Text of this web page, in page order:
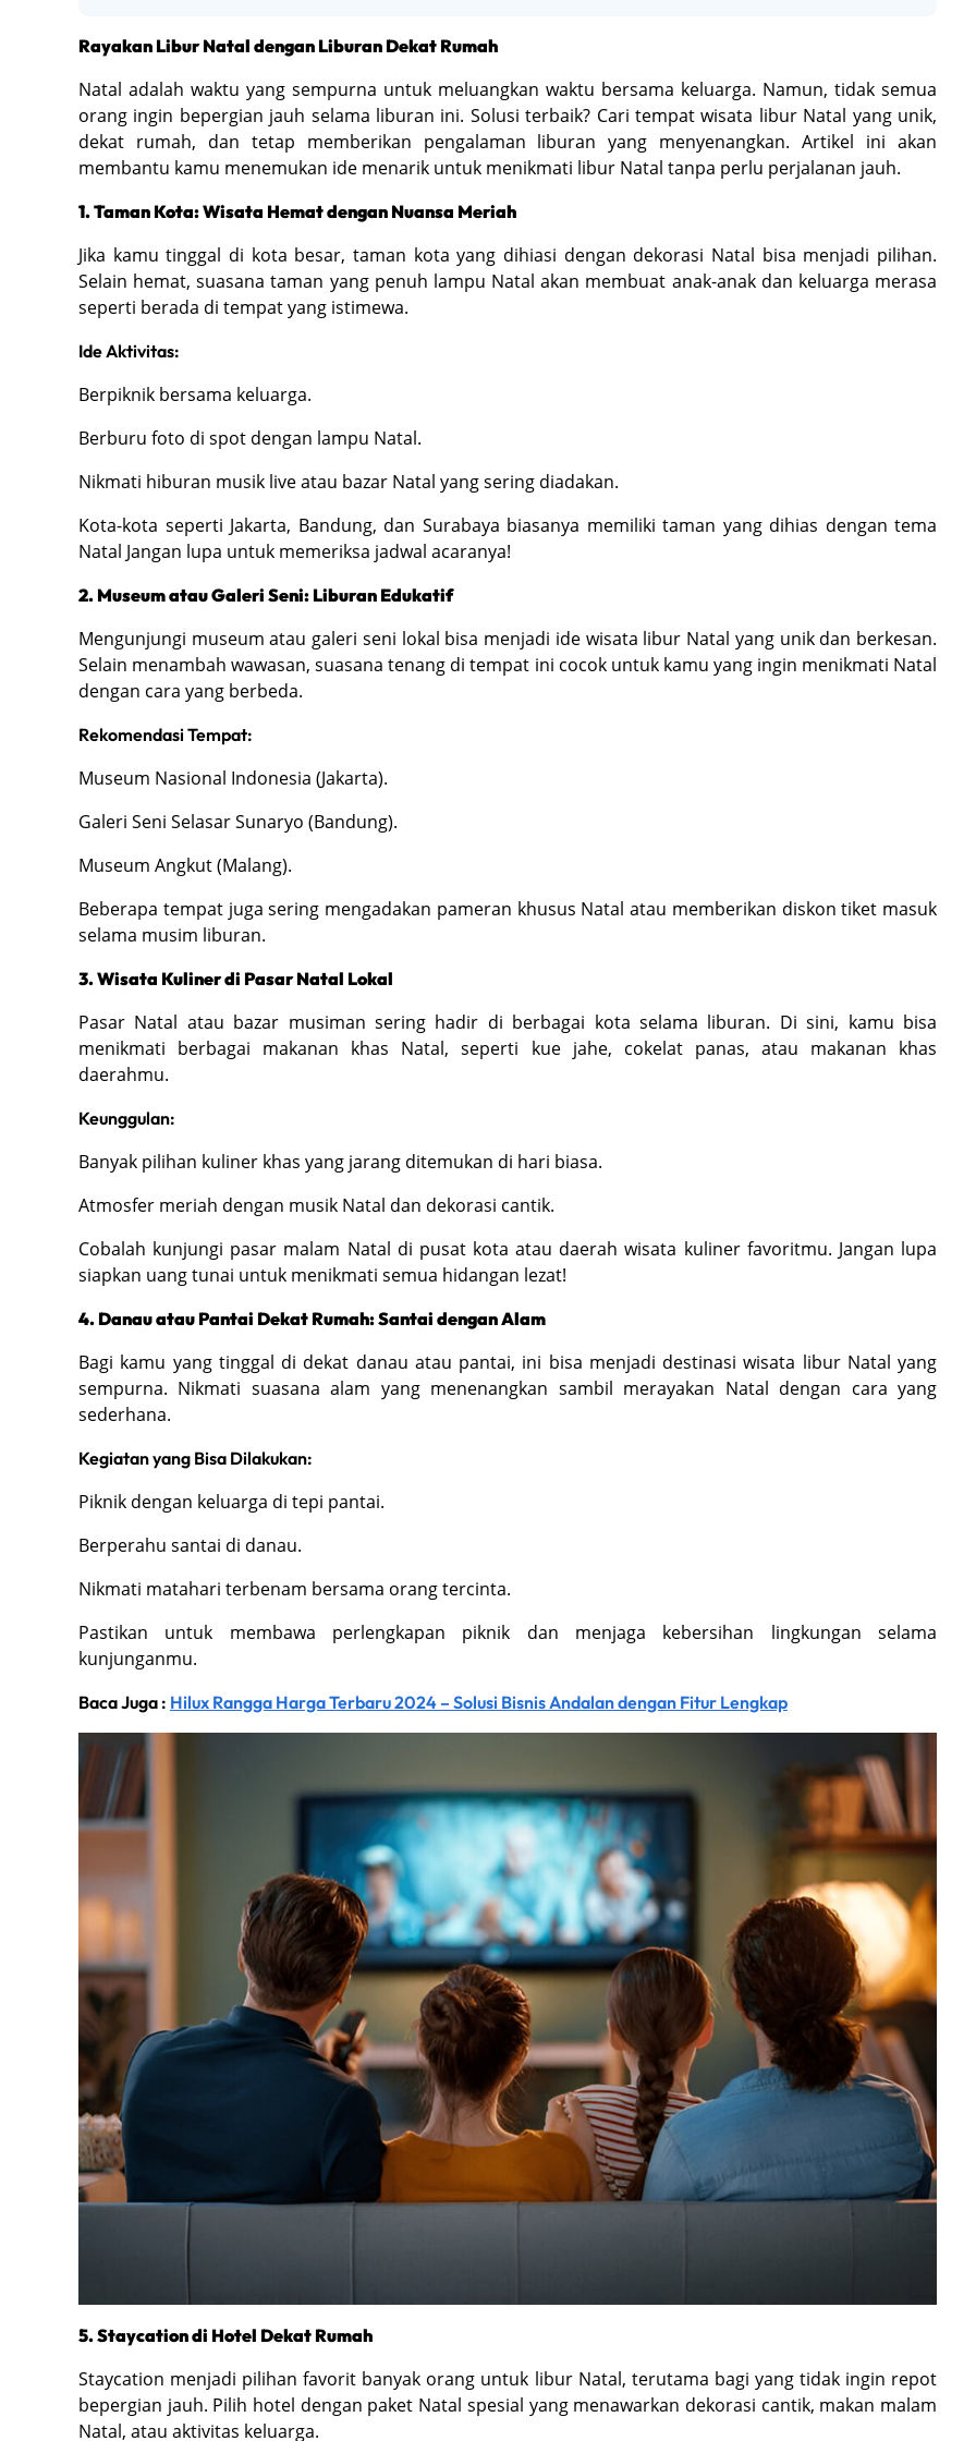
Rayakan Libur Natal dengan Liburan Dekat Rumah
Natal adalah waktu yang sempurna untuk meluangkan waktu bersama keluarga. Namun, tidak semua
orang ingin bepergian jauh selama liburan ini. Solusi terbaik? Cari tempat wisata libur Natal yang unik,
dekat rumah, dan tetap memberikan pengalaman liburan yang menyenangkan. Artikel ini akan
membantu kamu menemukan ide menarik untuk menikmati libur Natal tanpa perlu perjalanan jauh.
1. Taman Kota: Wisata Hemat dengan Nuansa Meriah
Jika kamu tinggal di kota besar, taman kota yang dihiasi dengan dekorasi Natal bisa menjadi pilihan.
Selain hemat, suasana taman yang penuh lampu Natal akan membuat anak-anak dan keluarga merasa
seperti berada di tempat yang istimewa.
Ide Aktivitas:
Berpiknik bersama keluarga.
Berburu foto di spot dengan lampu Natal.
Nikmati hiburan musik live atau bazar Natal yang sering diadakan.
Kota-kota seperti Jakarta, Bandung, dan Surabaya biasanya memiliki taman yang dihias dengan tema
Natal Jangan lupa untuk memeriksa jadwal acaranya!
2. Museum atau Galeri Seni: Liburan Edukatif
Mengunjungi museum atau galeri seni lokal bisa menjadi ide wisata libur Natal yang unik dan berkesan.
Selain menambah wawasan, suasana tenang di tempat ini cocok untuk kamu yang ingin menikmati Natal
dengan cara yang berbeda.
Rekomendasi Tempat:
Museum Nasional Indonesia (Jakarta).
Galeri Seni Selasar Sunaryo (Bandung).
Museum Angkut (Malang).
Beberapa tempat juga sering mengadakan pameran khusus Natal atau memberikan diskon tiket masuk
selama musim liburan.
3. Wisata Kuliner di Pasar Natal Lokal
Pasar Natal atau bazar musiman sering hadir di berbagai kota selama liburan. Di sini, kamu bisa
menikmati berbagai makanan khas Natal, seperti kue jahe, cokelat panas, atau makanan khas
daerahmu.
Keunggulan:
Banyak pilihan kuliner khas yang jarang ditemukan di hari biasa.
Atmosfer meriah dengan musik Natal dan dekorasi cantik.
Cobalah kunjungi pasar malam Natal di pusat kota atau daerah wisata kuliner favoritmu. Jangan lupa
siapkan uang tunai untuk menikmati semua hidangan lezat!
4. Danau atau Pantai Dekat Rumah: Santai dengan Alam
Bagi kamu yang tinggal di dekat danau atau pantai, ini bisa menjadi destinasi wisata libur Natal yang
sempurna. Nikmati suasana alam yang menenangkan sambil merayakan Natal dengan cara yang
sederhana.
Kegiatan yang Bisa Dilakukan:
Piknik dengan keluarga di tepi pantai.
Berperahu santai di danau.
Nikmati matahari terbenam bersama orang tercinta.
Pastikan untuk membawa perlengkapan piknik dan menjaga kebersihan lingkungan selama
kunjunganmu.
Baca Juga : Hilux Rangga Harga Terbaru 2024 – Solusi Bisnis Andalan dengan Fitur Lengkap
5. Staycation di Hotel Dekat Rumah
Staycation menjadi pilihan favorit banyak orang untuk libur Natal, terutama bagi yang tidak ingin repot
bepergian jauh. Pilih hotel dengan paket Natal spesial yang menawarkan dekorasi cantik, makan malam
Natal, atau aktivitas keluarga.